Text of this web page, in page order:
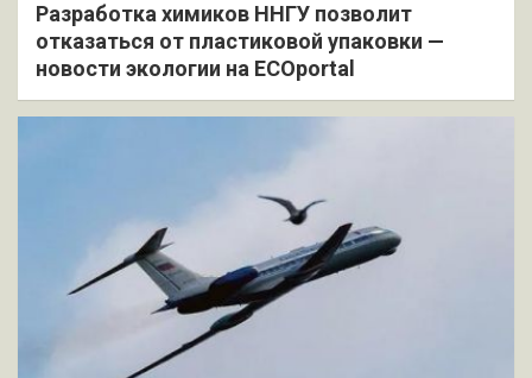
Разработка химиков ННГУ позволит
отказаться от пластиковой упаковки —
новости экологии на ECOportal